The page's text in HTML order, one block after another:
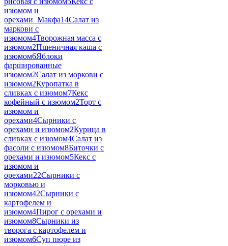
изюмом и
орехами_Макфа14Салат из
маркови с
изюмом4Творожная масса с
изюмом2Пшеничная каша с
изюмом6Яблоки
фаршированные
изюмом2Салат из моркови с
изюмом2Куропатка в
сливках с изюмом7Кекс
кофейный с изюмом2Торт с
изюмом и
орехами4Сырники с
орехами и изюмом2Курица в
сливках с изюмом4Салат из
фасоли с изюмом8Биточки с
орехами и изюмом5Кекс с
изюмом и
орехами22Сырники с
морковью и
изюмом42Сырники с
картофелем и
изюмом4Пирог с орехами и
изюмом8Сырники из
творога с картофелем и
изюмом6Суп пюре из